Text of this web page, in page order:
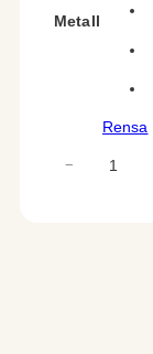
Metall
Rensa
−